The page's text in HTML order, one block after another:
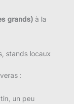
grands) à la
stands locaux
:
un peu